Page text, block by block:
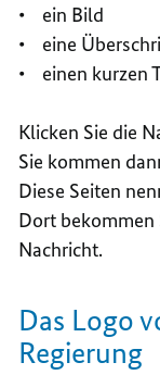
• ein Bild
• eine
• einen kurzen
Klicken Sie die
Sie kommen
Diese Seiten
Dort
Nachricht.
Das Logo
Regierung